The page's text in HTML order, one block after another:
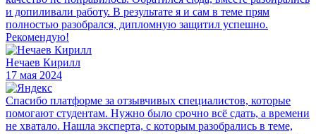
и допиливали работу. В результате я и сам в теме прям
полностью разобрался, дипломную защитил успешно.
Рекомендую!
Нечаев Кирилл
17 мая 2024
Спасибо платформе за отзывчивых специалистов, которые
помогают студентам. Нужно было срочно всё сдать, а времени
не хватало. Нашла эксперта, с которым разобрались в теме,